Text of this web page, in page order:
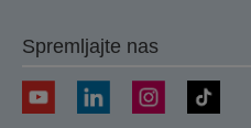
Spremljajte nas